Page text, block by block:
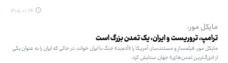
۱۴۰۵.۰۱.۲۶
مایکل مور:
ترامپ، تروریست و ایران، یک تمدن بزرگ است
مایکل مور، فیلمساز و مستندساز، آمریکا را «آدم‌بد» جنگ با ایران خواند، در حالی که ایران را به عنوان یکی
از «بزرگ‌ترین تمدن‌های» جهان ستایش کرد.